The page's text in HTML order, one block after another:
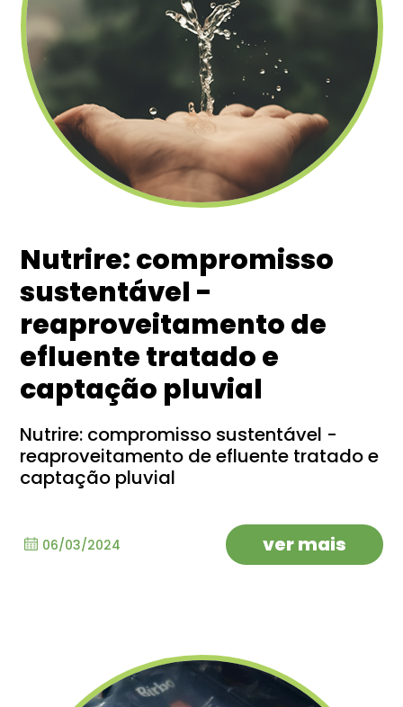
Nutrire: compromisso
sustentável -
reaproveitamento de
efluente tratado e
captação pluvial
Nutrire: compromisso sustentável -
reaproveitamento de efluente tratado e
captação pluvial
06/03/2024 ver mais